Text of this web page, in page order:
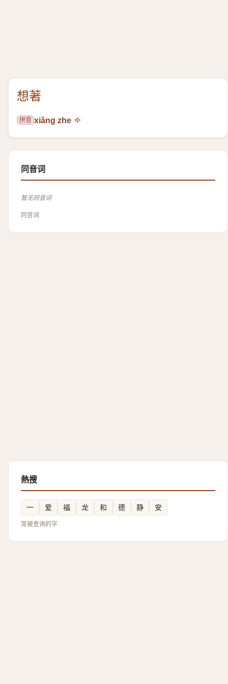
想著
拼音 xiǎng zhe
同音词
暂无同音词
同音词
熱搜
一 爱 福 龙 和 德 静 安
常被查询的字